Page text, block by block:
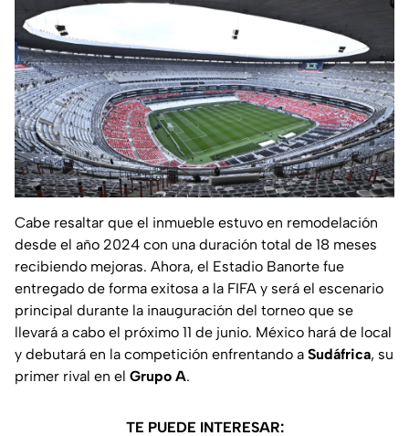
Cabe resaltar que el inmueble estuvo en remodelación
desde el año 2024 con una duración total de 18 meses
recibiendo mejoras. Ahora, el Estadio Banorte fue
entregado de forma exitosa a la FIFA y será el escenario
principal durante la inauguración del torneo que se
llevará a cabo el próximo 11 de junio. México hará de local
y debutará en la competición enfrentando a Sudáfrica, su
primer rival en el Grupo A.
TE PUEDE INTERESAR: